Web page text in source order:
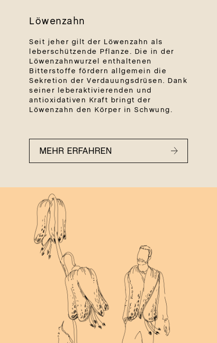
Löwenzahn
Seit jeher gilt der Löwenzahn als
leberschützende Pflanze. Die in der
Löwenzahnwurzel enthaltenen
Bitterstoffe fördern allgemein die
Sekretion der Verdauungsdrüsen. Dank
seiner leberaktivierenden und
antioxidativen Kraft bringt der
Löwenzahn den Körper in Schwung.
MEHR ERFAHREN